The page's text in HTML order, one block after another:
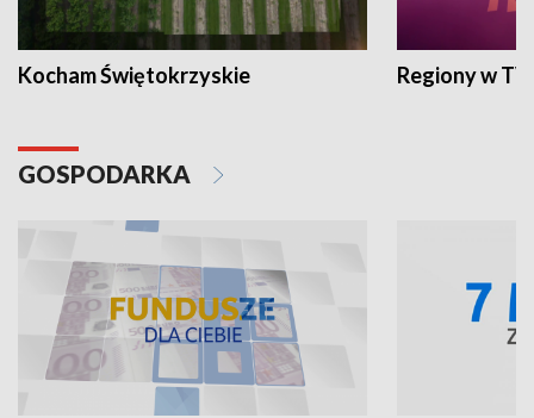
Kocham Świętokrzyskie Regiony w
GOSPODARKA